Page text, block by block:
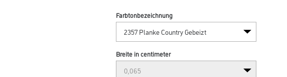
Farbtonbezeichnung
Breite in centimeter